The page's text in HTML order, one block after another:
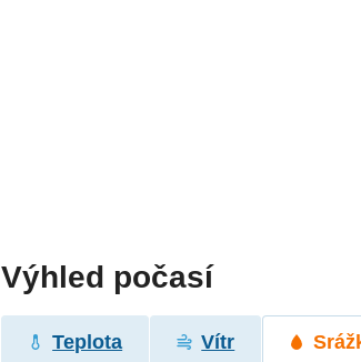
Výhled počasí
Teplota Vítr